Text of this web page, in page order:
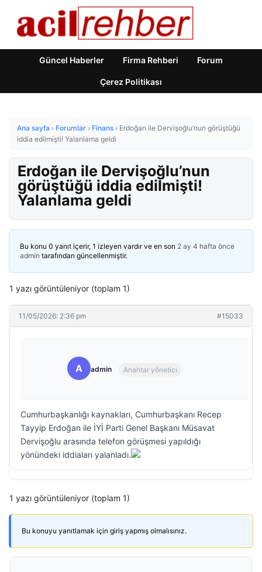
Güncel Haberler Firma Rehberi Forum
Çerez Politikası
Ana sayfa › Forumlar › Finans › Erdoğan ile Dervişoğlu’nun görüştüğü
iddia edilmişti! Yalanlama geldi
Erdoğan ile Dervişoğlu’nun
görüştüğü iddia edilmişti!
Yalanlama geldi
Bu konu 0 yanıt içerir, 1 izleyen vardır ve en son 2 ay 4 hafta önce
admin tarafından güncellenmiştir.
1 yazı görüntüleniyor (toplam 1)
11/05/2026: 2:36 pm #15033
A admin Anahtar yönetici
Cumhurbaşkanlığı kaynakları, Cumhurbaşkanı Recep
Tayyip Erdoğan ile İYİ Parti Genel Başkanı Müsavat
Dervişoğlu arasında telefon görüşmesi yapıldığı
yönündeki iddiaları yalanladı.
1 yazı görüntüleniyor (toplam 1)
Bu konuyu yanıtlamak için giriş yapmış olmalısınız.